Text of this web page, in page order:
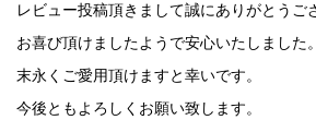
レビュー投稿頂きまして誠にありがとうご
お喜び頂けましたようで安心いたしました。
末永くご愛用頂けますと幸いです。
今後ともよろしくお願い致します。